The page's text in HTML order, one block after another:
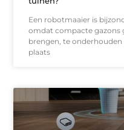
Een robotmaaier is
omdat compacte gazons
brengen, te
plaats